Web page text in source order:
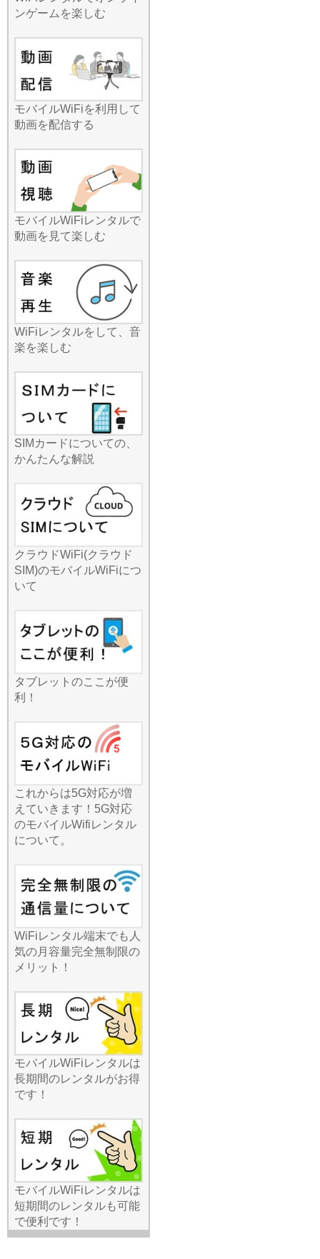
難しそう」と思っていませ
んか？みんなのWi-Fiの国内
レンタルなら、そんな心配
は無用です。端末が到着し
たら、電源を入れてスマホ
にパスワードを入力するだ
け。特別な技術知識や煩わ
しいアプリの設定などは一
切必要ありません。到着し
が始まります。最近では小
中学生のタブレット学習
や、高齢者の方のビデオ通
話利用も増えていますが、
どなたでも直感的に使える
操作性が支持されていま
す。夏休み期間や年末年始
は予約が集中し、人気機種
が在庫切れになることも予
想されます。最新の時事ネ
タでも旅行需要の回復が報
じられていますが、余裕を
持った早めのご予約をお勧
めいたします！手軽に始め
ぐ確保しましょう。
2026.7.8
みんなのWi-Fiが提供するル
ーターは、スマホ、タブレ
ット、PCを同時に複数台つ
なげる「マルチデバイス接
家族旅行中、お父さんは仕
事のメール、お母さんは観
光案内、お子様はタブレッ
トで学習アプリといった使
い方が一台で可能です。最
近では任天堂Switchなどの
ゲーム機を外でつなぎたい
というお子様も増えていま
すが、当店の安定した回線
ならオンラインプレイも快
適です。グループ旅行で通
信量を割り勘にすれば、一
なくなります。人気の観光
地散策から、地方の温泉街
がハッピーに。一台で家
中、あるいはグループ全員
をカバーできるパワフルな
通信機能を、ぜひあなたの
お出かけにお役立てくださ
い。
2026.7.1
便利でお手軽な国内レンタ
ルWi-Fiですが、選ぶプラン
によって満足度は大きく変
わります。みんなのWi-Fiで
は、一日単位の短期利用か
ら、一ヶ月以上の長期利用
まで、お客様のニーズに合
わせた多種多様なプランを
取り揃えております。「動
画をたくさん見たい」
かく安く抑えたい」といっ
た具体的な要望に、最適な
機種と容量をご提案いたし
ます。契約前に条件や費用
を透明化しているため、後
から不明な請求が来る心配
もありません。最新の5G対
応モデルから、エリアに強
い定番モデルまで、ライン
ナップは業界屈指です。利
用条件を確認して自分にぴ
ったりの一台を選びたい方
は、ぜひ当店の専門スタッ
フまでお気軽にお問い合わ
せくださいませ。
2026.6.24
オンライン決済やSNSの利
ンゲームを楽しむ
モバイルWiFiを利用して
動画を配信する
モバイルWiFiレンタルで
動画を見て楽しむ
WiFiレンタルをして、音
楽を楽しむ
SIMカードについての、
かんたんな解説
クラウドWiFi(クラウド
SIM)のモバイルWiFiにつ
いて
タブレットのここが便
利！
これからは5G対応が増
えていきます！5G対応
のモバイルWifiレンタル
について。
WiFiレンタル端末でも人
気の月容量完全無制限の
メリット！
モバイルWiFiレンタルは
長期間のレンタルがお得
です！
モバイルWiFiレンタルは
短期間のレンタルも可能
で便利です！